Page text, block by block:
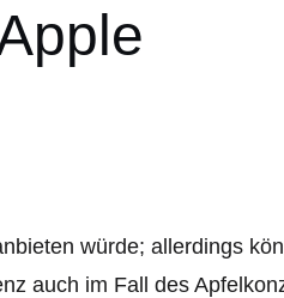
würde; allerdings
auch im Fall des